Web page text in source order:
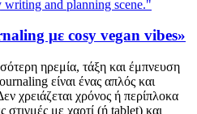
με cosy vegan vibes»
ηρεμία, τάξη και έμπνευση
είναι ένας απλός και
χρειάζεται χρόνος ή περίπλοκα
με χαρτί (ή tablet) και